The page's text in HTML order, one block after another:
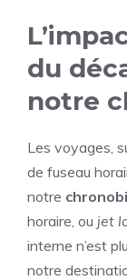
du
notre
Les voyages,
de fuseau
notre
horaire, ou jet
interne n’est
notre